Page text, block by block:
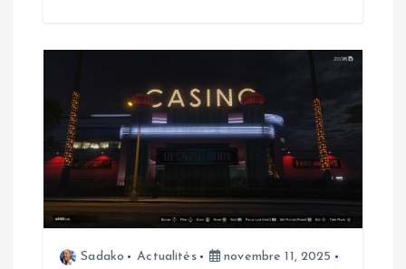
e
Sadako Actualités
novembre 11, 2025